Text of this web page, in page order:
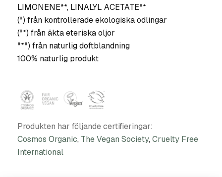
LIMONENE**, LINALYL ACETATE**
(*) från kontrollerade ekologiska odlingar
(**) från äkta eteriska oljor
***) från naturlig doftblandning
100% naturlig produkt
Produkten har följande certifieringar:
Cosmos Organic, The Vegan Society,Cruelty Free
International